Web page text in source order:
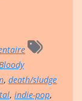
Bloody
, death/sludge
, indie-pop,